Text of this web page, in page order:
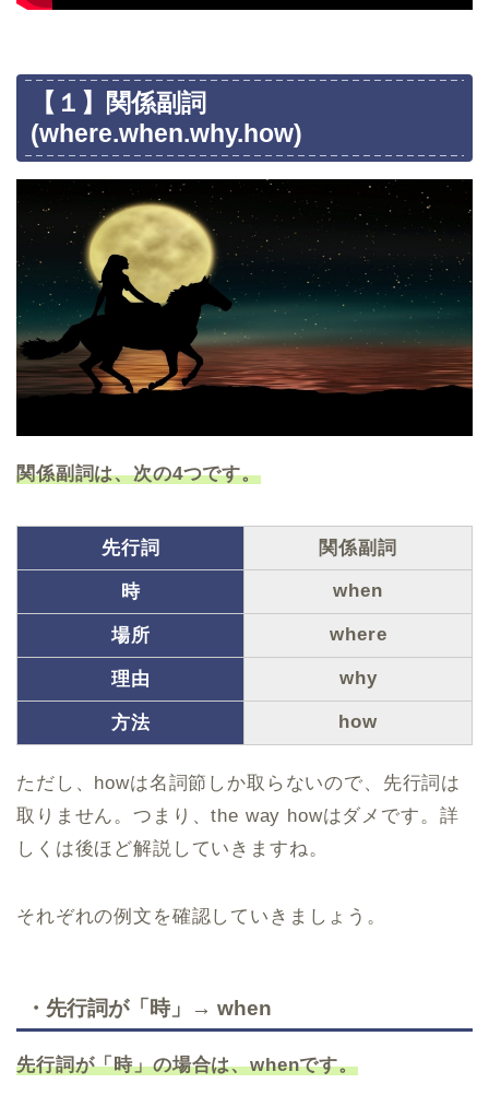
【１】関係副詞
(where.when.why.how)
関係副詞は、次の4つです。
先行詞 関係副詞
時 when
場所 where
理由 why
方法 how
ただし、howは名詞節しか取らないので、先行詞は
取りません。つまり、the way howはダメです。詳
しくは後ほど解説していきますね。
それぞれの例文を確認していきましょう。
・先行詞が「時」→ when
先行詞が「時」の場合は、whenです。